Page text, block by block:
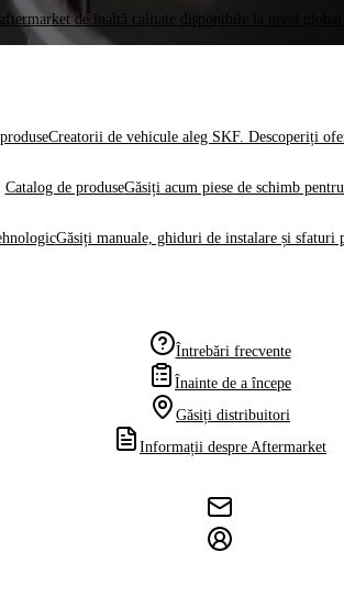
de înaltă calitate disponibile la nivel
Creatorii de vehicule aleg SKF. Descoperiți
Catalog de produseGăsiți acum piese de schimb
Găsiți manuale, ghiduri de instalare și sfaturi
Întrebări frecvente
Înainte de a începe
Găsiți distribuitori
Informații despre Aftermarket